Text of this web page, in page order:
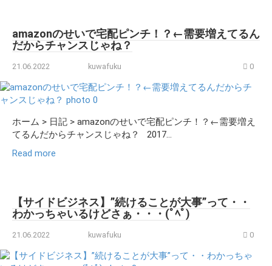
amazonのせいで宅配ピンチ！？←需要増えてるん
だからチャンスじゃね？
21.06.2022 kuwafuku 0
ホーム > 日記 > amazonのせいで宅配ピンチ！？←需要増え
てるんだからチャンスじゃね？ 2017...
Read more
【サイドビジネス】”続けることが大事”って・・
わかっちゃいるけどさぁ・・・(ﾟﾍﾟ)
21.06.2022 kuwafuku 0